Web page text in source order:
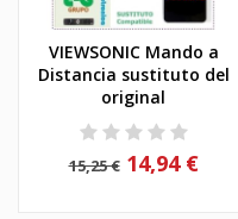
VIEWSONIC Mando a
Distancia sustituto del
original
15,25 € 14,94 €